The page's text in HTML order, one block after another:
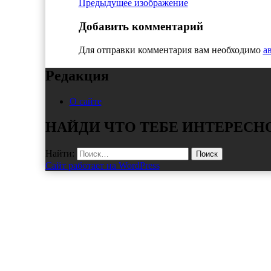
Предыдущее изображение
Добавить комментарий
Для отправки комментария вам необходимо
Редакция
О сайте
НАЙДИ ЧТО ТЕБЕ
Найти:
Сайт работает на WordPress